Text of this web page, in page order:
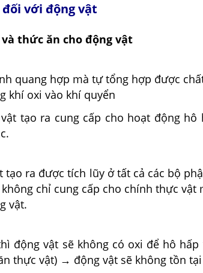
với động vật
thức ăn cho động vật
quang hợp mà tự tổng hợp được
khí oxi vào khí quyển
tạo ra cung cấp cho hoạt động hô
tạo ra được tích lũy ở tất cả các bộ
chỉ cung cấp cho chính thực vật
vật.
động vật sẽ không có oxi để hô hấp
thực vật) → động vật sẽ không tồn